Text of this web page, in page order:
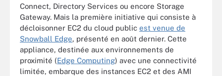
Connect, Directory Services ou encore Storage
Gateway. Mais la première initiative qui consiste à
décloisonner EC2 du cloud public est venue de
Snowball Edge, présenté en août dernier. Cette
appliance, destinée aux environnements de
proximité (Edge Computing) avec une connectivité
limitée, embarque des instances EC2 et des AMI